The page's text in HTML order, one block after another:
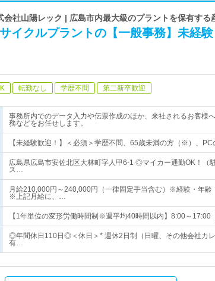
会社山陽レック | 広島市内最大級のプラントを保有する
イクルプラントの【一般事務】未経
転勤なし 学歴不問 第二新卒歓迎
事務所内でのデータ入力や伝票作成のほか、来社されるお客様
務などをお任せします。
【未経験歓迎！】＜必須＞学歴不問、65歳未満の方（※）、
広島県広島市安佐北区大林町字人甲6-1 ◎マイカー通勤OK！
ス…
月給210,000円～240,000円（一律固定手当含む）※経験・年齢
※上記月給に、…
【1年単位の変形労働時間制※週平均40時間以内】8:00～
◎年間休日110日◎＜休日＞* 週休2日制（日曜、その他会社カ
有…